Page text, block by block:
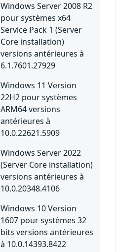
Windows Server 2008 R2
pour systèmes x64
Service Pack 1 (Server
Core installation)
versions antérieures à
6.1.7601.27929
Windows 11 Version
22H2 pour systèmes
ARM64 versions
antérieures à
10.0.22621.5909
Windows Server 2022
(Server Core installation)
versions antérieures à
10.0.20348.4106
Windows 10 Version
1607 pour systèmes 32
bits versions antérieures
à 10.0.14393.8422